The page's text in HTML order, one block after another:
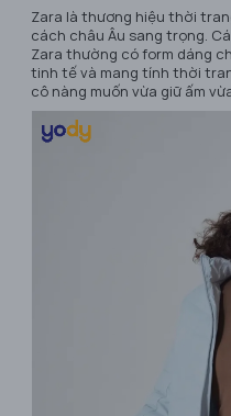
Zara là thương hiệu thời
cách châu Âu sang trọng.
Zara thường có form dáng
tinh tế và mang tính thời
cô nàng muốn vừa giữ ấm